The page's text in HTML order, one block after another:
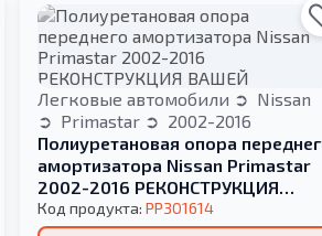
Легковые автомобили
Nissan
Primastar
2002-2016
Полиуретановая опора
амортизатора Nissan Primastar
2002-2016 РЕКОНСТРУКЦИЯ
ВАШЕЙ
Код продукта: PP301614